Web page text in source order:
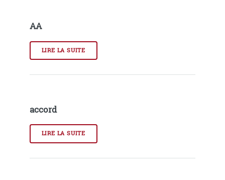
AA
LIRE LA SUITE
accord
LIRE LA SUITE